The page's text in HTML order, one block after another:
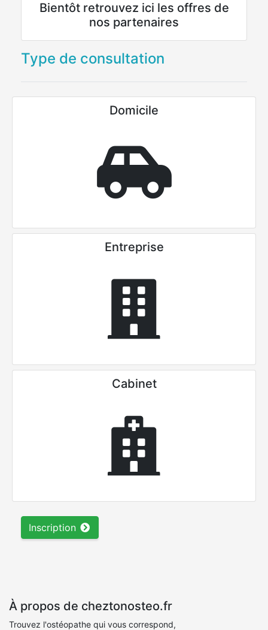
Bientôt retrouvez ici les offres de
nos partenaires
Type de consultation
Domicile
Entreprise
Cabinet
Inscription
À propos de cheztonosteo.fr
Trouvez l'ostéopathe qui vous correspond,